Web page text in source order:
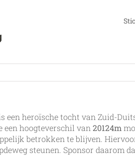
een heroïsche tocht van Zuid-
een hoogteverschil van 20124m
betrokken te blijven.
steunen. Sponsor daarom